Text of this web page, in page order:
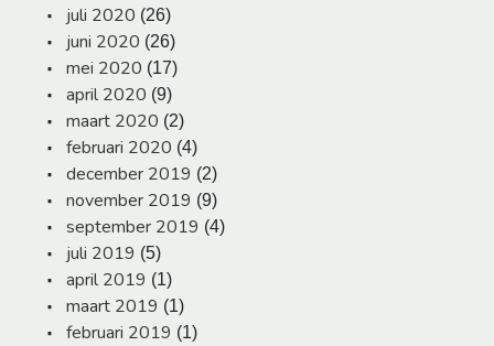
juli 2020 (26)
juni 2020 (26)
mei 2020 (17)
april 2020 (9)
maart 2020 (2)
februari 2020 (4)
december 2019 (2)
november 2019 (9)
september 2019 (4)
juli 2019 (5)
april 2019 (1)
maart 2019 (1)
februari 2019 (1)